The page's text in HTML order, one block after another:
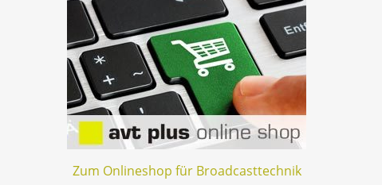
Zum Onlineshop für Broadcasttechnik